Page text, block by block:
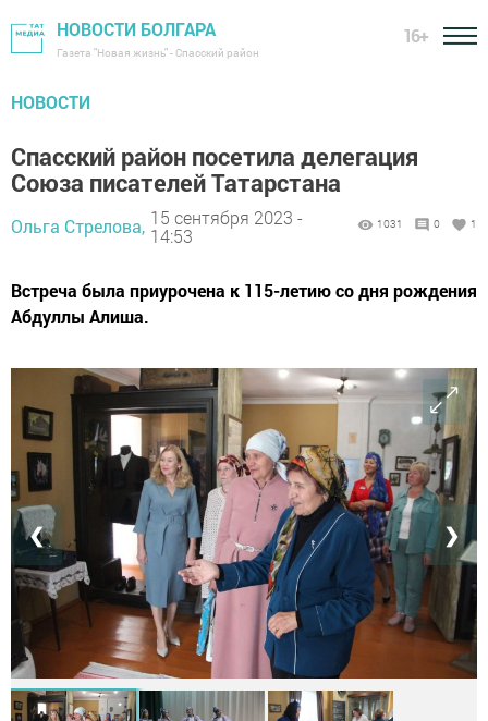
НОВОСТИ БОЛГАРА
Газета "Новая жизнь" - Спасский район
16+
НОВОСТИ
Спасский район посетила делегация
Союза писателей Татарстана
Ольга Стрелова, 15 сентября 2023 -
14:53
1031 0 1
Встреча была приурочена к 115-летию со дня рождения
Абдуллы Алиша.
❮ ❯